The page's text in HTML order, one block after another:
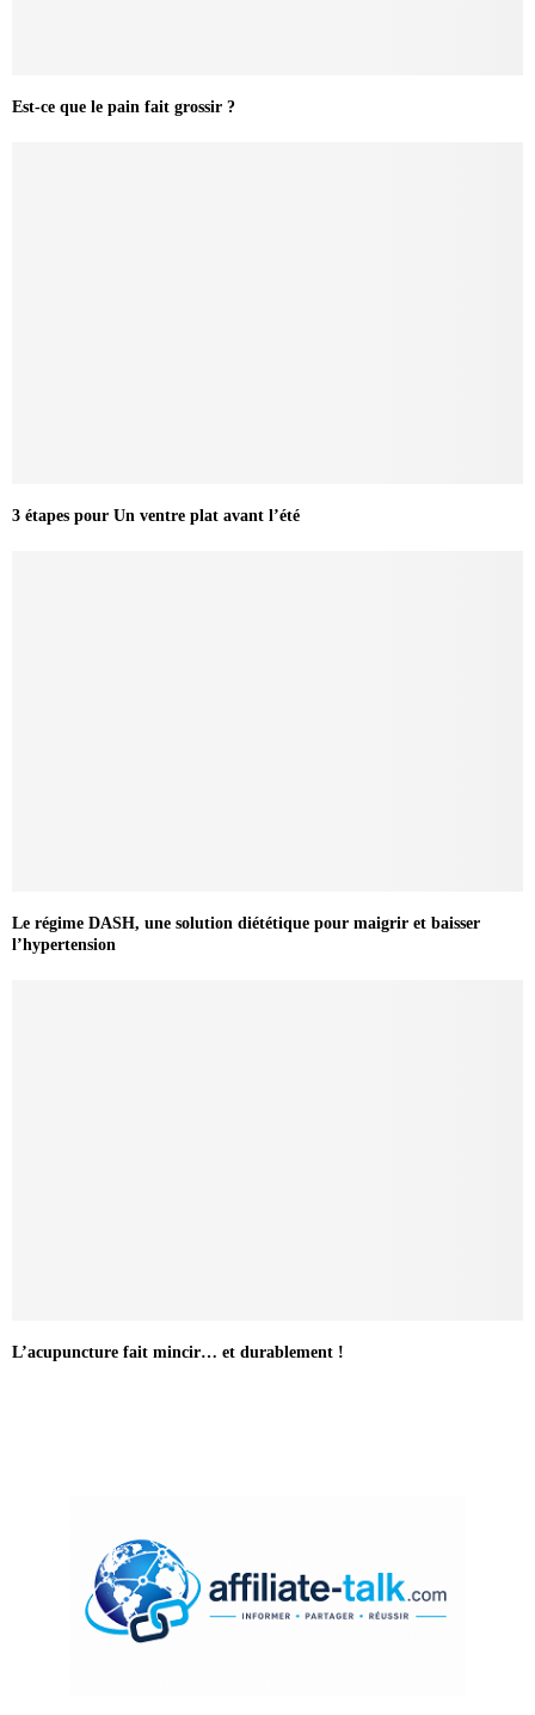
Est-ce que le pain fait grossir ?
3 étapes pour Un ventre plat avant l’été
Le régime DASH, une solution diététique pour maigrir et baisser
l’hypertension
L’acupuncture fait mincir… et durablement !